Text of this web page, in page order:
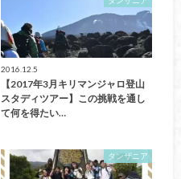
2016.12.5
【2017年3月キリマンジャロ登山
スタディツアー】この挑戦を通し
て何を得たい…
タンザニア